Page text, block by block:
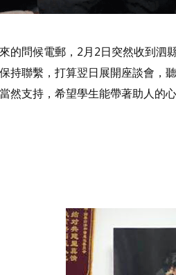
的問候電郵，2月2日突然收到
持聯繫，打算翌日展開座談會
支持，希望學生能帶著助人的心